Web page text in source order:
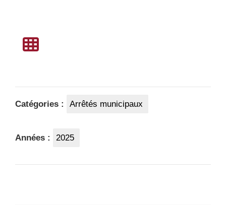
Catégories : Arrêtés municipaux
Années : 2025